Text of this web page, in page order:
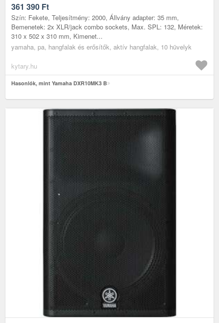
361 390 Ft
Szín: Fekete, Teljesítmény: 2000, Állvány adapter: 35 mm,
Bemenetek: 2x XLR/jack combo sockets, Max. SPL: 132, Méretek:
310 x 502 x 310 mm, Kimenet...
yamaha, pa, hangfalak és erősítők, aktív hangfalak, 10 hüvelyk
kytary.hu
Hasonlók, mint Yamaha DXR10MK3 B